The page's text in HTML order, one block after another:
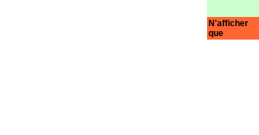
N'afficher
que